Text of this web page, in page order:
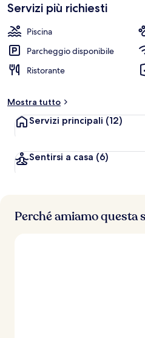
Servizi più richiesti
Piscina
Parcheggio disponibile
Ristorante
Mostra tutto
Servizi principali (12)
Sentirsi a casa (6)
Perché amiamo questa